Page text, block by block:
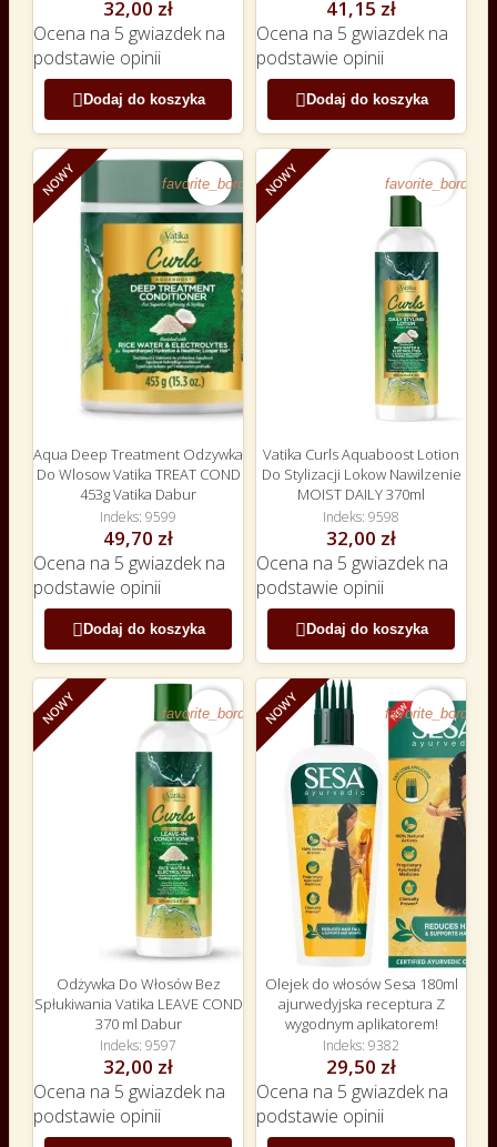
32,00 zł
Ocena na 5 gwiazdek na
podstawie opinii
 Dodaj do koszyka
41,15 zł
Ocena na 5 gwiazdek na
podstawie opinii
 Dodaj do koszyka
NOWY favorite_border
Aqua Deep Treatment Odzywka
Do Wlosow Vatika TREAT COND
453g Vatika Dabur
Indeks 9599
49,70 zł
Ocena na 5 gwiazdek na
podstawie opinii
 Dodaj do koszyka
NOWY favorite_border
Vatika Curls Aquaboost Lotion
Do Stylizacji Lokow Nawilzenie
MOIST DAILY 370ml
Indeks 9598
32,00 zł
Ocena na 5 gwiazdek na
podstawie opinii
 Dodaj do koszyka
NOWY favorite_border
Odżywka Do Włosów Bez
Spłukiwania Vatika LEAVE COND
370 ml Dabur
Indeks 9597
32,00 zł
Ocena na 5 gwiazdek na
podstawie opinii
NOWY favorite_border
Olejek do włosów Sesa 180ml
ajurwedyjska receptura Z
wygodnym aplikatorem!
Indeks 9382
29,50 zł
Ocena na 5 gwiazdek na
podstawie opinii